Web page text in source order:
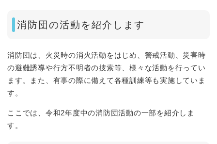
消防団の活動を紹介します
消防団は、火災時の消火活動をはじめ、警戒活動、災害時
の避難誘導や行方不明者の捜索等、様々な活動を行ってい
ます。また、有事の際に備えて各種訓練等も実施していま
す。
ここでは、令和2年度中の消防団活動の一部を紹介しま
す。